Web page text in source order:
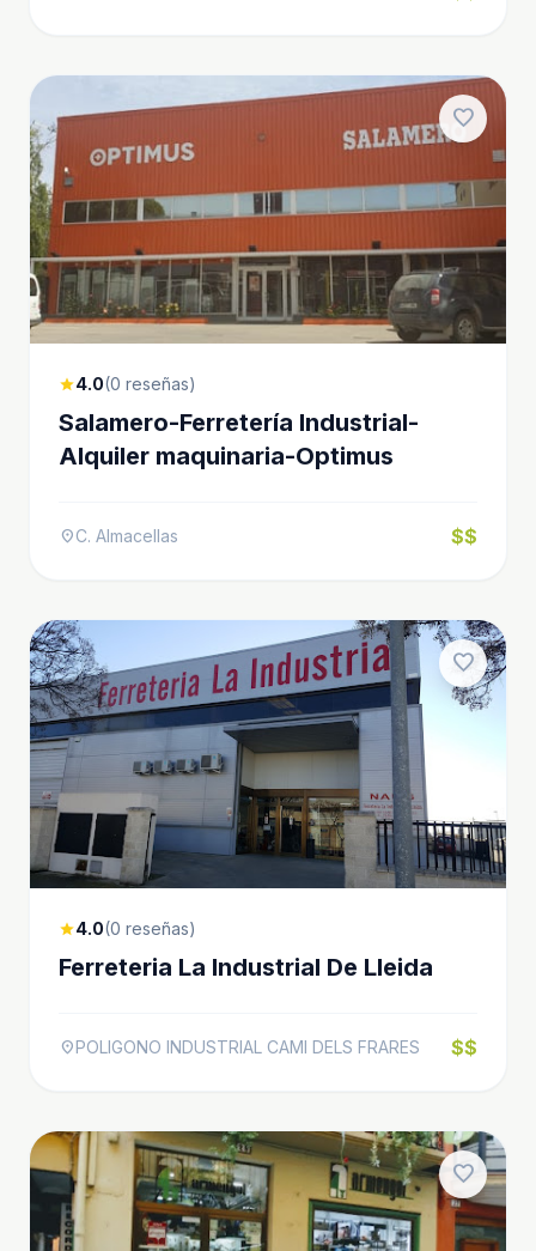
favorite
star4.0(0 reseñas)
Salamero-Ferretería Industrial-
Alquiler maquinaria-Optimus
location_onC. Almacellas $$
favorite
star4.0(0 reseñas)
Ferreteria La Industrial De Lleida
location_onPOLIGONO INDUSTRIAL CAMI DELS FRARES $$
favorite